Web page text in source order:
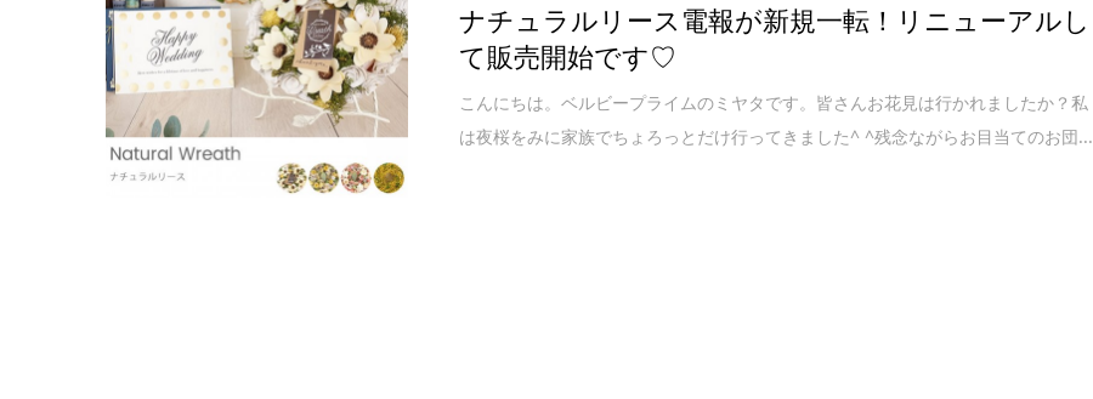
ナチュラルリース電報が新規一転！リニューアルし
て販売開始です♡
こんにちは。ベルビープライムのミヤタです。皆さんお花見は行かれましたか？私
は夜桜をみに家族でちょろっとだけ行ってきました^ ^残念ながらお目当てのお団...